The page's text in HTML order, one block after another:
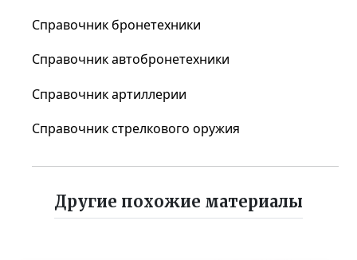
Справочник бронетехники
Справочник автобронетехники
Справочник артиллерии
Справочник стрелкового оружия
Другие похожие материалы